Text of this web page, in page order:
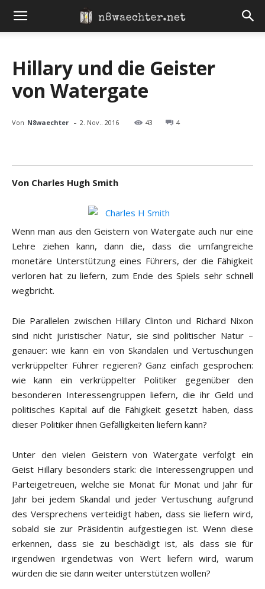
Hillary und die Geister
von Watergate
Von N8waechter - 2. Nov.. 2016 43 4
Von Charles Hugh Smith
Wenn man aus den Geistern von Watergate auch nur eine
Lehre ziehen kann, dann die, dass die umfangreiche
monetäre Unterstützung eines Führers, der die Fähigkeit
verloren hat zu liefern, zum Ende des Spiels sehr schnell
wegbricht.
Die Parallelen zwischen Hillary Clinton und Richard Nixon
sind nicht juristischer Natur, sie sind politischer Natur –
genauer: wie kann ein von Skandalen und Vertuschungen
verkrüppelter Führer regieren? Ganz einfach gesprochen:
wie kann ein verkrüppelter Politiker gegenüber den
besonderen Interessengruppen liefern, die ihr Geld und
politisches Kapital auf die Fähigkeit gesetzt haben, dass
dieser Politiker ihnen Gefälligkeiten liefern kann?
Unter den vielen Geistern von Watergate verfolgt ein
Geist Hillary besonders stark: die Interessengruppen und
Parteigetreuen, welche sie Monat für Monat und Jahr für
Jahr bei jedem Skandal und jeder Vertuschung aufgrund
des Versprechens verteidigt haben, dass sie liefern wird,
sobald sie zur Präsidentin aufgestiegen ist. Wenn diese
erkennen, dass sie zu beschädigt ist, als dass sie für
irgendwen irgendetwas von Wert liefern wird, warum
würden die sie dann weiter unterstützen wollen?